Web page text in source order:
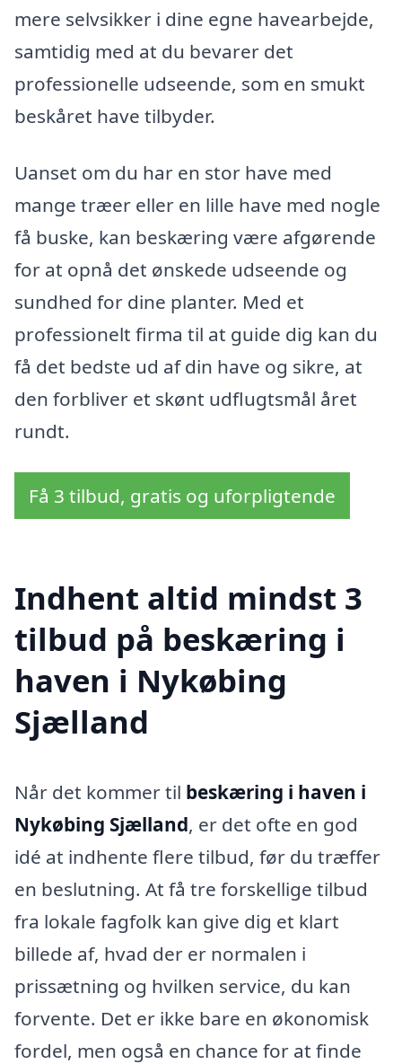
mere selvsikker i dine egne havearbejde,
samtidig med at du bevarer det
professionelle udseende, som en smukt
beskåret have tilbyder.
Uanset om du har en stor have med
mange træer eller en lille have med nogle
få buske, kan beskæring være afgørende
for at opnå det ønskede udseende og
sundhed for dine planter. Med et
professionelt firma til at guide dig kan du
få det bedste ud af din have og sikre, at
den forbliver et skønt udflugtsmål året
rundt.
Få 3 tilbud, gratis og uforpligtende
Indhent altid mindst 3
tilbud på beskæring i
haven i Nykøbing
Sjælland
Når det kommer til beskæring i haven i
Nykøbing Sjælland, er det ofte en god
idé at indhente flere tilbud, før du træffer
en beslutning. At få tre forskellige tilbud
fra lokale fagfolk kan give dig et klart
billede af, hvad der er normalen i
prissætning og hvilken service, du kan
forvente. Det er ikke bare en økonomisk
fordel, men også en chance for at finde